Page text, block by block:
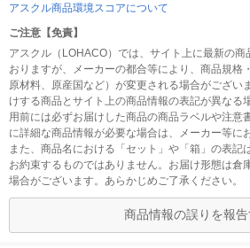
アスクル商品環境スコアについて
ご注意【免責】
アスクル（LOHACO）では、サイト上に最新の
おりますが、メーカーの都合等により、商品規格
原材料、原産国など）が変更される場合がござい
けする商品とサイト上の商品情報の表記が異なる
用前には必ずお届けした商品の商品ラベルや注意
に詳細な商品情報が必要な場合は、メーカー等に
また、商品名における「セット」や「箱」の表記
お約束するものではありません。お届け形態は倉
場合がございます。あらかじめご了承ください。
商品情報の誤りを報告